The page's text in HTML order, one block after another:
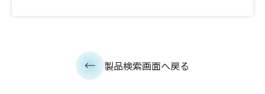
製品検索画面へ戻る